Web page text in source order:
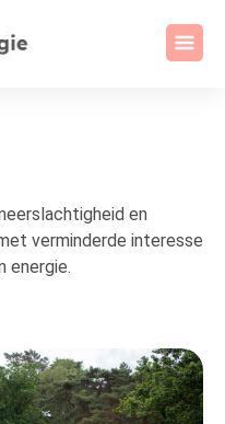
en
verminderde interesse
energie.